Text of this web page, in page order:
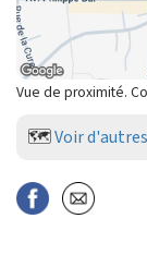
Vue de proximité.
🗺️Voir